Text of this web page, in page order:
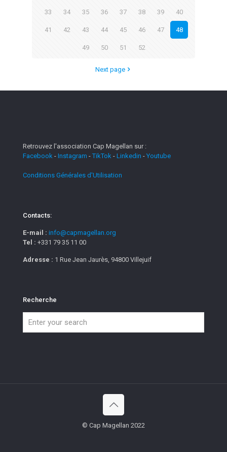
33 34 35 36 37 38 39 40
41 42 43 44 45 46 47 48
49 50 51 52
Next page
Retrouvez l'association Cap Magellan sur :
Facebook - Instagram -TikTok - Linkedin - Youtube
Conditions Générales d'Utilisation
Contacts:
E-mail : info@capmagellan.org
Tel : +331 79 35 11 00
Adresse : 1 Rue Jean Jaurès, 94800 Villejuif
Recherche
© Cap Magellan 2022